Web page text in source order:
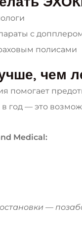
с
полисами
чем
помогает
год — это
Medical:
—